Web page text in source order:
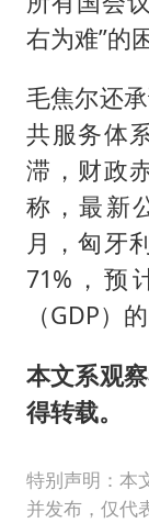
右为难”的
毛焦尔还
共服务体
滞，财政
称，最新
月，匈牙
71%，预
（GDP）
本文系观
得转载。
特别声明：本
并发布，仅代